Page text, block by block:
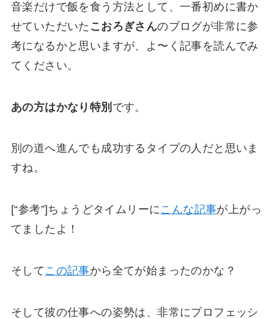
音楽だけで飯を食う方法として、一番初めに書か
せていただいた こおろぎさんのブログが非常に参
考になるかと思いますが、よ〜く記事を読んでみ
てください。
あの方はかなり特別 です。
別の道へ進んでも成功するタイプの人だと思いま
すね。
[“参考”]ちょうどタイムリーにこんな記事が上がっ
てましたよ！
そして この記事から全てが始まったのかな？
そして彼の仕事への姿勢は、非常にプロフェッシ